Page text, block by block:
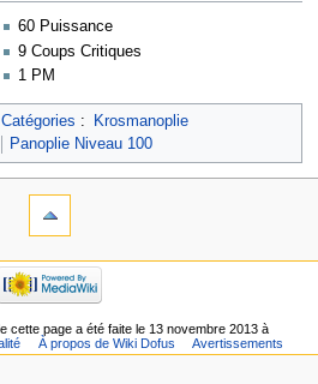
60 Puissance
9 Coups Critiques
1 PM
Catégories :
Krosmanoplie
Panoplie Niveau 100
cette page a été faite le 13 novembre 2013 à
À propos de Wiki Dofus Avertissements